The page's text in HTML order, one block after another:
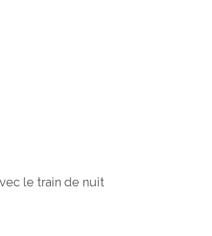
le train de nuit